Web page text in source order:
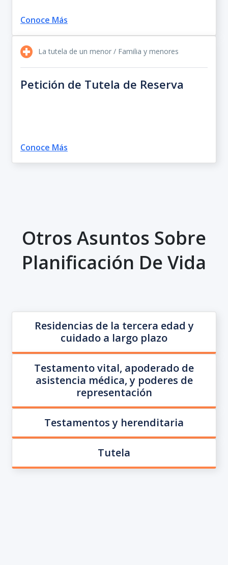
Conoce Más
La tutela de un menor / Familia y menores
Petición de Tutela de Reserva
Conoce Más
Otros Asuntos Sobre
Planificación De Vida
Residencias de la tercera edad y
cuidado a largo plazo
Testamento vital, apoderado de
asistencia médica, y poderes de
representación
Testamentos y herenditaria
Tutela